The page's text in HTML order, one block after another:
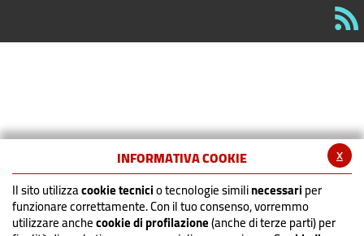
x
INFORMATIVA COOKIE
Il sito utilizzacookie tecnicio tecnologie similinecessariper
funzionare correttamente. Con il tuo consenso, vorremmo
utilizzare anchecookie di profilazione(anche di terze parti) per